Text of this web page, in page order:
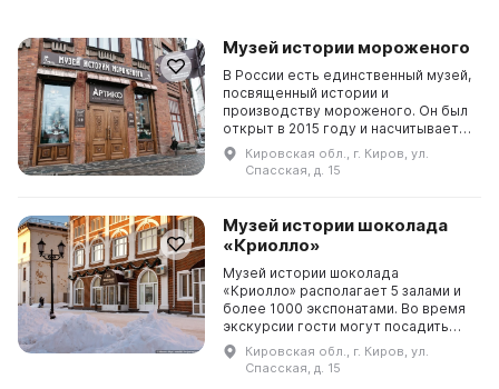
Музей истории мороженого
В России есть единственный музей,
посвященный истории и
производству мороженого. Он был
открыт в 2015 году и насчитывает
более 1000 экспонатов. Экспозиция
музея состоит из уникальных
предметов, которые поступают из
проводятся классические
экскурсии и мастер-классы по при...
Кировская обл., г. Киров, ул.
Спасская, д. 15
Музей истории шоколада
«Криолло»
Музей истории шоколада
«Криолло» располагает 5 залами и
более 1000 экспонатами. Во время
экскурсии гости могут посадить
шоколадные фигурки, попробовать
разнообразные сорта шоколада и
получить памятные шоколадные
Кировская обл., г. Киров, ул.
Спасская, д. 15